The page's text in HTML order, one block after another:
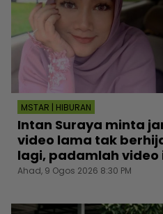
MSTAR | HIBURAN
Intan Suraya minta
video lama tak
lagi, padamlah video
Ahad, 9 Ogos 2026 8:30 PM